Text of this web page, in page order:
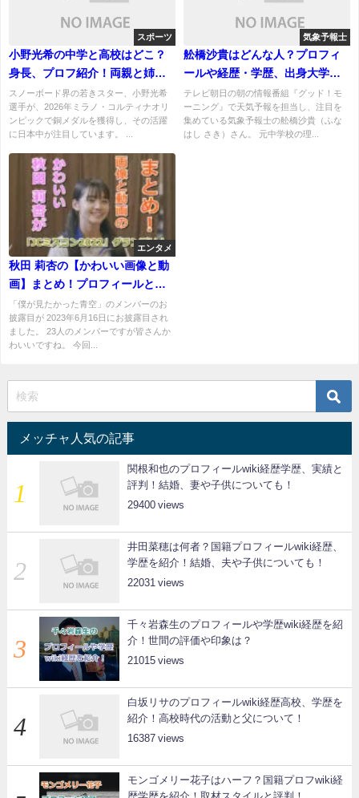
スポーツ
小野光希の中学と高校はどこ？
身長、プロフ紹介！両親と姉妹
の家族構成は？かわいいと評
判！
スノーボード界の若きスター、小野光希
選手が、2026年ミラノ・コルティナオリ
ンピックで銅メダルを獲得し、その活躍
に日本中が注目しています。 ...
気象予報士
舩橋沙貴はどんな人？プロフィ
ールや経歴・学歴、出身大学か
ら難聴公表まで徹底まとめ
テレビ朝日の朝の情報番組『グッド！モ
ーニング』で天気予報を担当し、注目を
集めている気象予報士の舩橋沙貴（ふな
はし さき）さん。 元中学校の理...
エンタメ
秋田 莉杏の【かわいい画像と動
画】まとめ！プロフィールと特
技も！「JCミスコン2022」グラ
ンプリに輝いていた。
「僕が見たかった青空」のメンバーのお
披露目が 2023年6月16日にお披露目され
ました。 23人のメンバーですが皆さんか
わいいですね。 今回...
メッチャ人気の記事
関根和也のプロフィールwiki経歴学歴、実績と
評判！結婚、妻や子供についても！
29400
井田菜穂は何者？国籍プロフィールwiki経歴、
学歴を紹介！結婚、夫や子供についても！
22031
千々岩森生のプロフィールや学歴wiki経歴を紹
介！世間の評価や印象は？
21015
白坂リサのプロフィールwiki経歴高校、学歴を
紹介！高校時代の活動と父について！
16387
モンゴメリー花子はハーフ？国籍プロフwiki経
歴学歴を紹介！取材スタイルと評判！